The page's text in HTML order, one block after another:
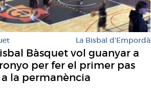
La Bisbal d'Empordà
Bàsquet vol guanyar a
per fer el primer pas
la permanència